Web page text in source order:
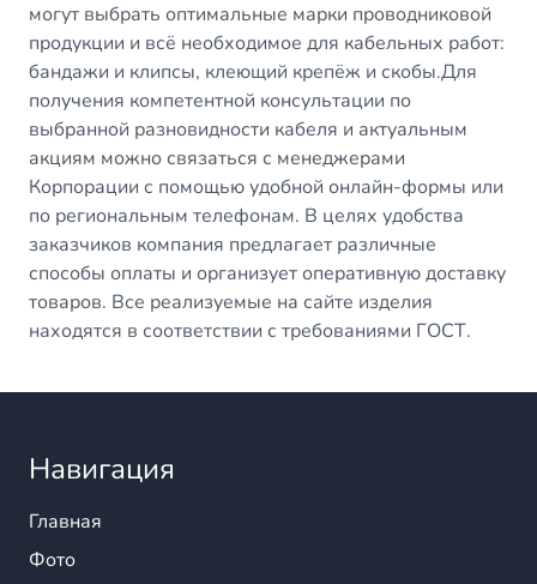
могут выбрать оптимальные марки проводниковой
продукции и всё необходимое для кабельных работ:
бандажи и клипсы, клеющий крепёж и скобы.Для
получения компетентной консультации по
выбранной разновидности кабеля и актуальным
акциям можно связаться с менеджерами
Корпорации с помощью удобной онлайн-формы или
по региональным телефонам. В целях удобства
заказчиков компания предлагает различные
способы оплаты и организует оперативную доставку
товаров. Все реализуемые на сайте изделия
находятся в соответствии с требованиями ГОСТ.
Навигация
Главная
Фото